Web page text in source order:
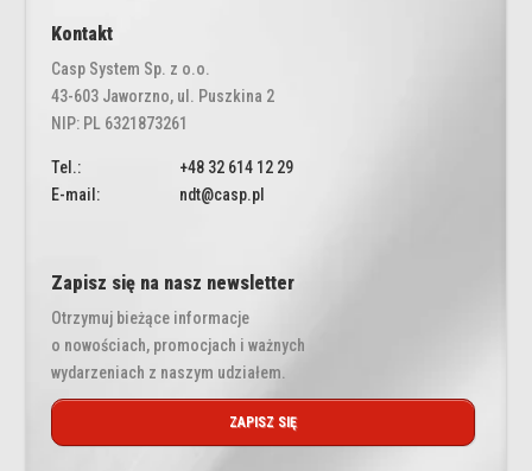
Kontakt
Casp System Sp. z o.o.
43-603 Jaworzno, ul. Puszkina 2
NIP: PL 6321873261
Tel.:
+48 32 614 12 29
E-mail:
ndt@casp.pl
Zapisz się na nasz newsletter
Otrzymuj bieżące informacje
o nowościach, promocjach i ważnych
wydarzeniach z naszym udziałem.
ZAPISZ SIĘ